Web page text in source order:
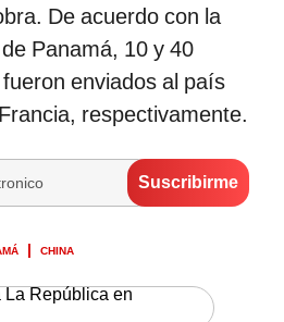
De acuerdo con la
Panamá, 10 y 40
enviados al país
respectivamente.
CHINA
La República en